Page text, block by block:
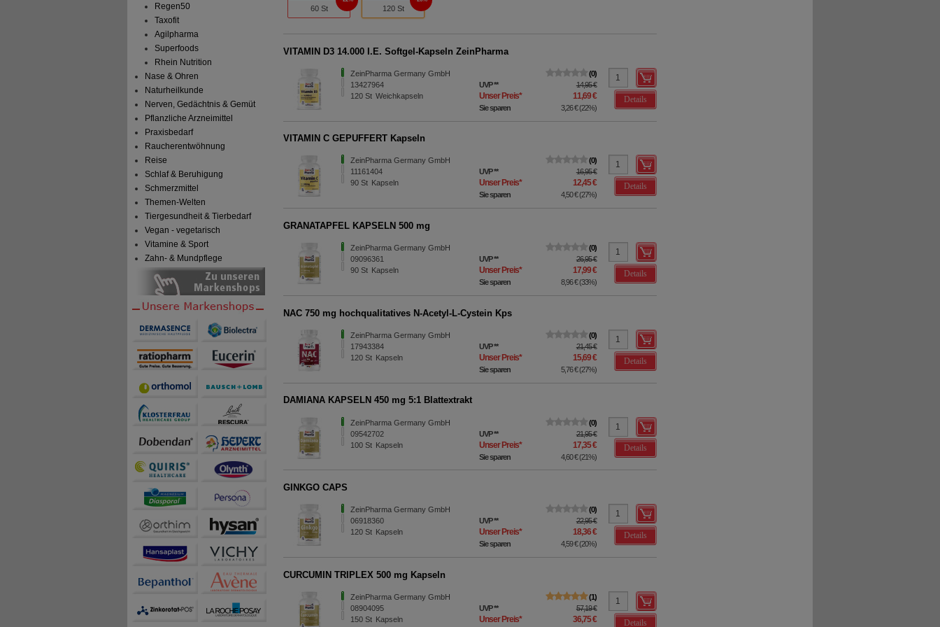
Regen50
Taxofit
Agilpharma
Superfoods
Rhein Nutrition
Nase & Ohren
Naturheilkunde
Nerven, Gedächtnis & Gemüt
Pflanzliche Arzneimittel
Praxisbedarf
Raucherentwöhnung
Reise
Schlaf & Beruhigung
Schmerzmittel
Themen-Welten
Tiergesundheit & Tierbedarf
Vegan - vegetarisch
Vitamine & Sport
Zahn- & Mundpflege
60 St 120 St
VITAMIN D3 14.000 I.E. Softgel-Kapseln ZeinPharma
ZeinPharma Germany GmbH
13427964
120St Weichkapseln
0
UVP** 14,95 €
Unser Preis* 11,69 €
Sie sparen 3,26 €(22%)
Details
VITAMIN C GEPUFFERT Kapseln
ZeinPharma Germany GmbH
11161404
90St Kapseln
0
UVP** 16,95 €
Unser Preis* 12,45 €
Sie sparen 4,50 €(27%)
Details
GRANATAPFEL KAPSELN 500 mg
ZeinPharma Germany GmbH
09096361
90St Kapseln
0
UVP** 26,95 €
Unser Preis* 17,99 €
Sie sparen 8,96 €(33%)
Details
NAC 750 mg hochqualitatives N-Acetyl-L-Cystein Kps
ZeinPharma Germany GmbH
17943384
120St Kapseln
0
UVP** 21,45 €
Unser Preis* 15,69 €
Sie sparen 5,76 €(27%)
Details
DAMIANA KAPSELN 450 mg 5:1 Blattextrakt
ZeinPharma Germany GmbH
09542702
100St Kapseln
0
UVP** 21,95 €
Unser Preis* 17,35 €
Sie sparen 4,60 €(21%)
Details
GINKGO CAPS
ZeinPharma Germany GmbH
06918360
120St Kapseln
0
UVP** 22,95 €
Unser Preis* 18,36 €
Sie sparen 4,59 €(20%)
Details
CURCUMIN TRIPLEX 500 mg Kapseln
ZeinPharma Germany GmbH
08904095
150St Kapseln
1
UVP** 57,19 €
Unser Preis* 36,75 € Details